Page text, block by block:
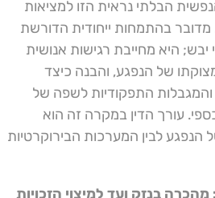
הבלתי נראית הזו למציאות
בהתמחות ייחודית הדורשת
היא מחייבת רגישות אנושית
של הנפגע, והבנה כיצד
התפקודיות לשפה של
כספי. עורך הדין במקרה זה הוא
הנפגע לבין המערכות הבירוקרטיות
בנזק ועד למיצוי הזכויות